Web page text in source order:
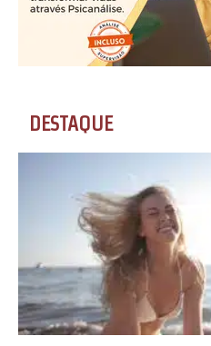
DESTAQUE